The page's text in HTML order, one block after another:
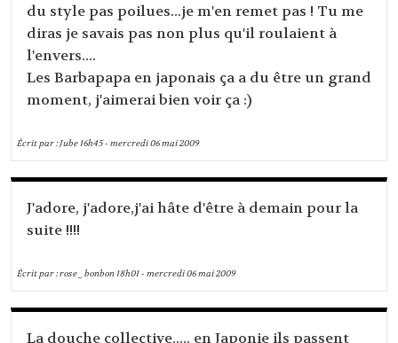
du style pas poilues...je m'en remet pas ! Tu me
diras je savais pas non plus qu'il roulaient à
l'envers....
Les Barbapapa en japonais ça a du être un grand
moment, j'aimerai bien voir ça :)
Écrit par :Jube16h45-mercredi 06mai 2009
J'adore, j'adore,j'ai hâte d'être à demain pour la
suite !!!!
Écrit par :rose_bonbon18h01-mercredi 06mai 2009
La douche collective..... en Japonie ils passent